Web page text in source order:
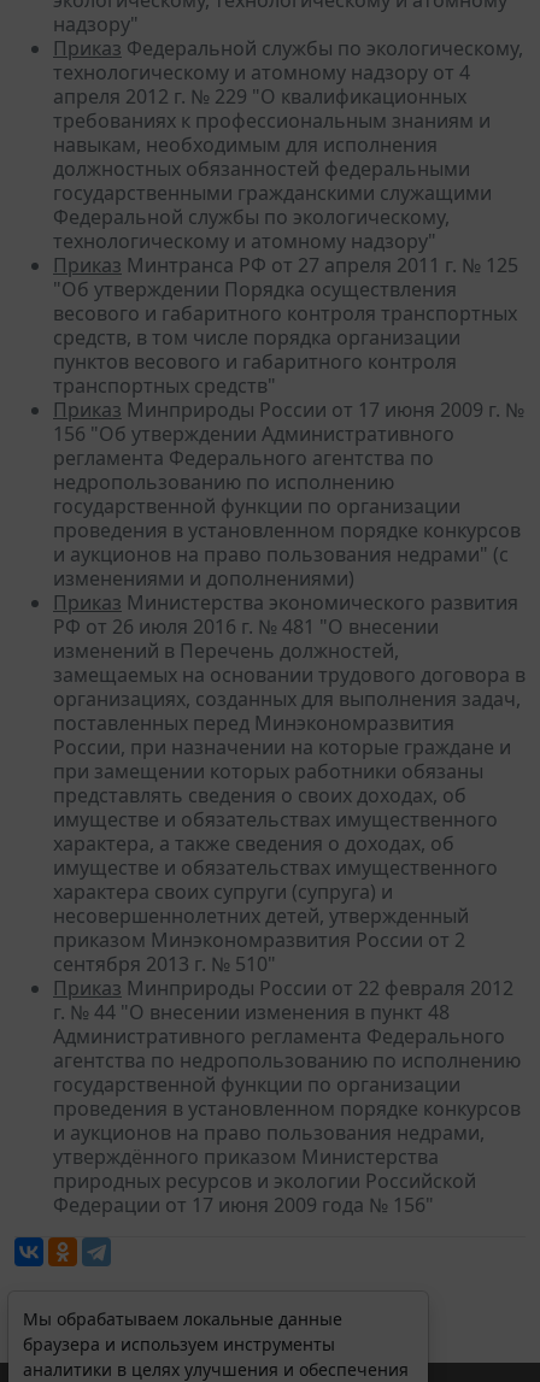
надзору"
Приказ Федеральной службы по экологическому,
технологическому и атомному надзору от 4
апреля 2012 г. № 229 "О квалификационных
требованиях к профессиональным знаниям и
навыкам, необходимым для исполнения
должностных обязанностей федеральными
государственными гражданскими служащими
Федеральной службы по экологическому,
технологическому и атомному надзору"
Приказ Минтранса РФ от 27 апреля 2011 г. № 125
"Об утверждении Порядка осуществления
весового и габаритного контроля транспортных
средств, в том числе порядка организации
пунктов весового и габаритного контроля
транспортных средств"
Приказ Минприроды России от 17 июня 2009 г. №
156 "Об утверждении Административного
регламента Федерального агентства по
недропользованию по исполнению
государственной функции по организации
проведения в установленном порядке конкурсов
и аукционов на право пользования недрами" (с
изменениями и дополнениями)
Приказ Министерства экономического развития
РФ от 26 июля 2016 г. № 481 "О внесении
изменений в Перечень должностей,
замещаемых на основании трудового договора в
организациях, созданных для выполнения задач,
поставленных перед Минэкономразвития
России, при назначении на которые граждане и
при замещении которых работники обязаны
представлять сведения о своих доходах, об
имуществе и обязательствах имущественного
характера, а также сведения о доходах, об
имуществе и обязательствах имущественного
характера своих супруги (супруга) и
несовершеннолетних детей, утвержденный
приказом Минэкономразвития России от 2
сентября 2013 г. № 510"
Приказ Минприроды России от 22 февраля 2012
г. № 44 "О внесении изменения в пункт 48
Административного регламента Федерального
агентства по недропользованию по исполнению
государственной функции по организации
проведения в установленном порядке конкурсов
и аукционов на право пользования недрами,
утверждённого приказом Министерства
природных ресурсов и экологии Российской
Федерации от 17 июня 2009 года № 156"
Мы обрабатываем локальные данные
браузера и используем инструменты
аналитики в целях улучшения и обеспечения